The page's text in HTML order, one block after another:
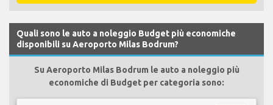
Quali sono le auto a noleggio Budget più economiche
disponibili su Aeroporto Milas Bodrum?
Su Aeroporto Milas Bodrum le auto a noleggio più
economiche di Budget per categoria sono: